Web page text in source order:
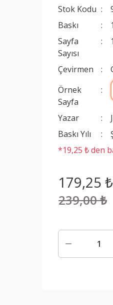
Stok Kodu
Baskı
Sayfa
Sayısı
Çevirmen
Örnek
Sayfa
Yazar
Baskı Yılı
*19,25 ₺ den
179,25 ₺
239,00 ₺